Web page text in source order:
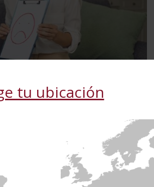
y Qué Los Provoca?
tu ubicación
la experiencia del usuario. Al utilizar
con nuestra Política de cookies.Más
Cookies de
preferencias
Cookies de
funcionalidad